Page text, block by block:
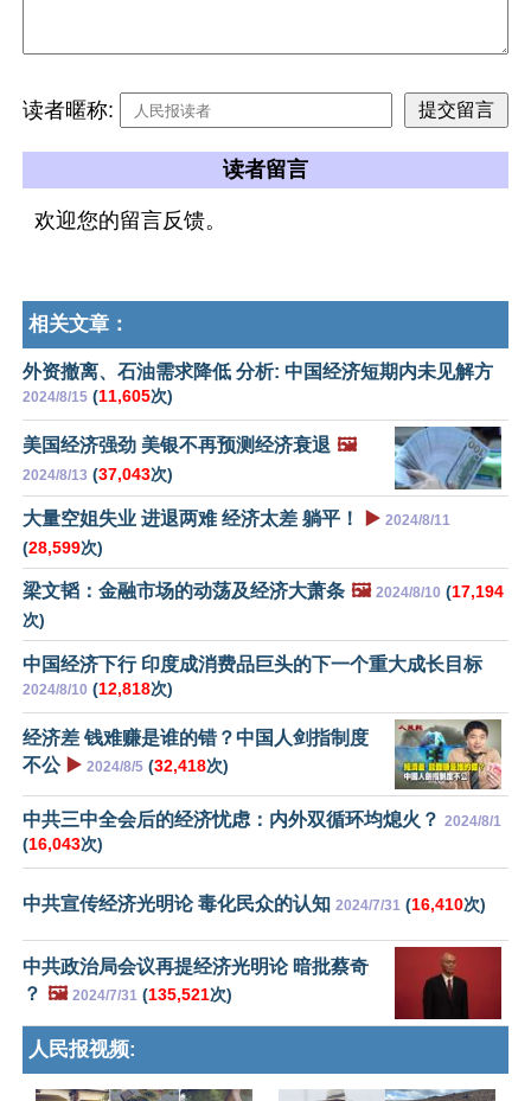
读者暱称:
读者留言
欢迎您的留言反馈。
相关文章：
外资撤离、石油需求降低 分析: 中国经济短期内未见解方
2024/8/15 (11,605次)
美国经济强劲 美银不再预测经济衰退 🖼️
2024/8/13 (37,043次)
大量空姐失业 进退两难 经济太差 躺平！ ▶️ 2024/8/11
(28,599次)
梁文韬：金融市场的动荡及经济大萧条 🖼️ 2024/8/10 (17,194
次)
中国经济下行 印度成消费品巨头的下一个重大成长目标
2024/8/10 (12,818次)
经济差 钱难赚是谁的错？中国人剑指制度
不公 ▶️ 2024/8/5 (32,418次)
中共三中全会后的经济忧虑：内外双循环均熄火？ 2024/8/1
(16,043次)
中共宣传经济光明论 毒化民众的认知 2024/7/31 (16,410次)
中共政治局会议再提经济光明论 暗批蔡奇
？ 🖼️ 2024/7/31 (135,521次)
人民报视频: